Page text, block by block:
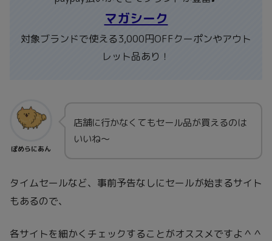
マガシーク
対象ブランドで使える3,000円OFFクーポンやアウト
レット品あり！
ぽめらにあん
店舗に行かなくてもセール品が買えるのは
いいね～
タイムセールなど、事前予告なしにセールが始まるサイト
もあるので、
各サイトを細かくチェックすることがオススメですよ＾＾